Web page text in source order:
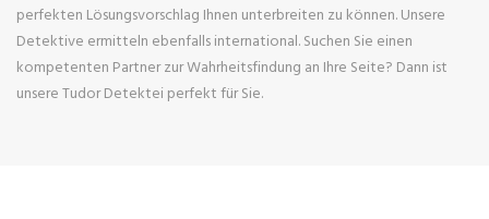
perfekten Lösungsvorschlag Ihnen unterbreiten zu können. Unsere
Detektive ermitteln ebenfalls international. Suchen Sie einen
kompetenten Partner zur Wahrheitsfindung an Ihre Seite? Dann ist
unsere Tudor Detektei perfekt für Sie.